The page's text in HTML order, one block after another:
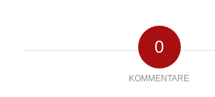
0
KOMMENTARE